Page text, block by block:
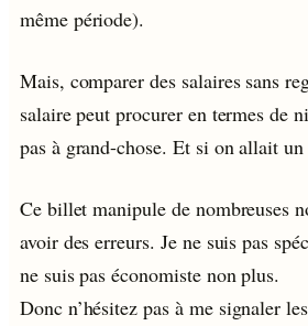
même période).
Mais, comparer des salaires sans
salaire peut procurer en termes de
pas à grand-chose. Et si on allait
Ce billet manipule de nombreuses
avoir des erreurs. Je ne suis pas
ne suis pas économiste non plus.
Donc n’hésitez pas à me signaler